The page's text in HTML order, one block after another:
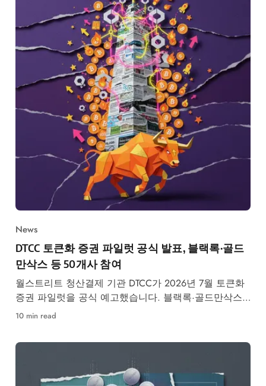
News
DTCC 토큰화 증권 파일럿 공식 발표, 블랙록·골드
만삭스 등 50개사 참여
월스트리트 청산결제 기관 DTCC가 2026년 7월 토큰화
증권 파일럿을 공식 예고했습니다. 블랙록·골드만삭스
등 50개사 참여, RWA 시장 구조 변화가 본격화됩니다.
10 min read